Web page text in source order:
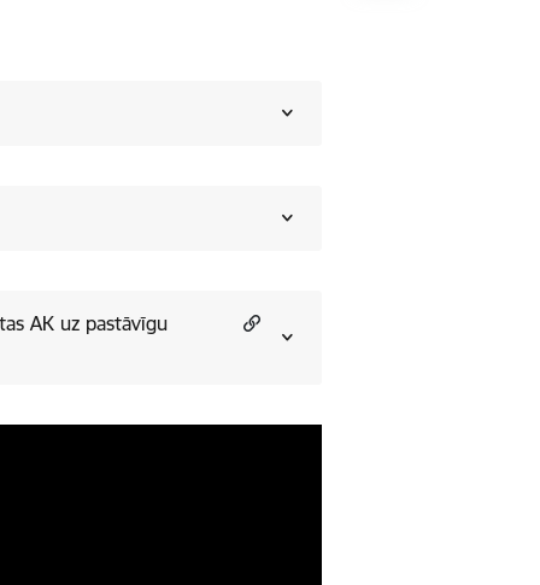
AK uz pastāvīgu